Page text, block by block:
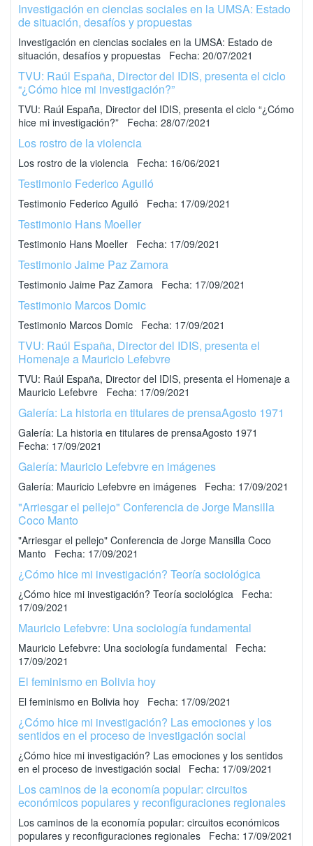
Investigación en ciencias sociales en la UMSA: Estado
de situación, desafíos y propuestas
Investigación en ciencias sociales en la UMSA: Estado de
situación, desafíos y propuestas Fecha: 20/07/2021
TVU: Raúl España, Director del IDIS, presenta el ciclo
“¿Cómo hice mi investigación?”
TVU: Raúl España, Director del IDIS, presenta el ciclo “¿Cómo
hice mi investigación?” Fecha: 28/07/2021
Los rostro de la violencia
Los rostro de la violencia Fecha: 16/06/2021
Testimonio Federico Aguiló
Testimonio Federico Aguiló Fecha: 17/09/2021
Testimonio Hans Moeller
Testimonio Hans Moeller Fecha: 17/09/2021
Testimonio Jaime Paz Zamora
Testimonio Jaime Paz Zamora Fecha: 17/09/2021
Testimonio Marcos Domic
Testimonio Marcos Domic Fecha: 17/09/2021
TVU: Raúl España, Director del IDIS, presenta el
Homenaje a Mauricio Lefebvre
TVU: Raúl España, Director del IDIS, presenta el Homenaje a
Mauricio Lefebvre Fecha: 17/09/2021
Galería: La historia en titulares de prensaAgosto 1971
Galería: La historia en titulares de prensaAgosto 1971
Fecha: 17/09/2021
Galería: Mauricio Lefebvre en imágenes
Galería: Mauricio Lefebvre en imágenes Fecha: 17/09/2021
"Arriesgar el pellejo" Conferencia de Jorge Mansilla
Coco Manto
"Arriesgar el pellejo" Conferencia de Jorge Mansilla Coco
Manto Fecha: 17/09/2021
¿Cómo hice mi investigación? Teoría sociológica
¿Cómo hice mi investigación? Teoría sociológica Fecha:
17/09/2021
Mauricio Lefebvre: Una sociología fundamental
Mauricio Lefebvre: Una sociología fundamental Fecha:
17/09/2021
El feminismo en Bolivia hoy
El feminismo en Bolivia hoy Fecha: 17/09/2021
¿Cómo hice mi investigación? Las emociones y los
sentidos en el proceso de investigación social
¿Cómo hice mi investigación? Las emociones y los sentidos
en el proceso de investigación social Fecha: 17/09/2021
Los caminos de la economía popular: circuitos
económicos populares y reconfiguraciones regionales
Los caminos de la economía popular: circuitos económicos
populares y reconfiguraciones regionales Fecha: 17/09/2021